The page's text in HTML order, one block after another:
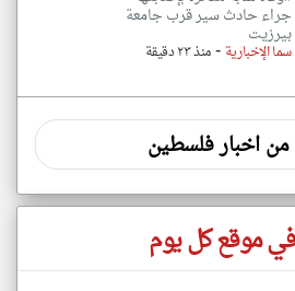
جراء حادث سير قرب جامعة
بيرزيت
سما الإخبارية -منذ ٢٣ دقيقة
من اخبار فلسطين
موقع كل يوم